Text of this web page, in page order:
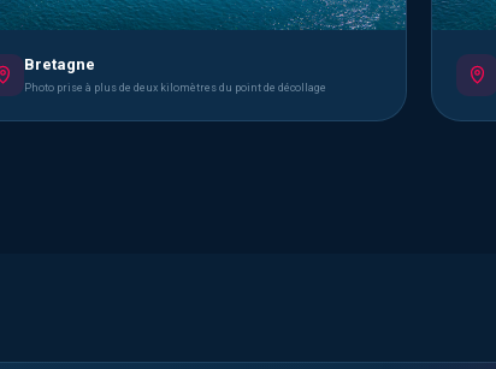
Bretagne
Photo prise à plus de deux kilomètres du point de décollage